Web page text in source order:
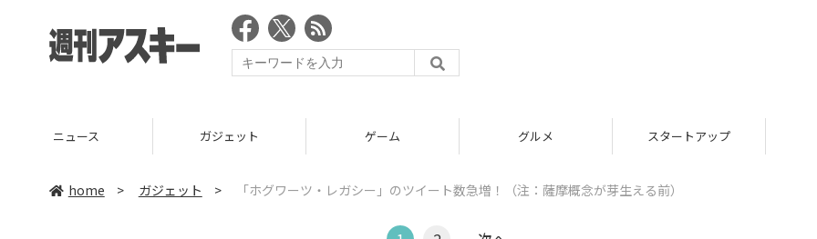
ニュース ガジェット ゲーム グルメ スタートアップ
home > ガジェット > 「ホグワーツ・レガシー」のツイート数急増！（注：薩摩概念が芽生える前）